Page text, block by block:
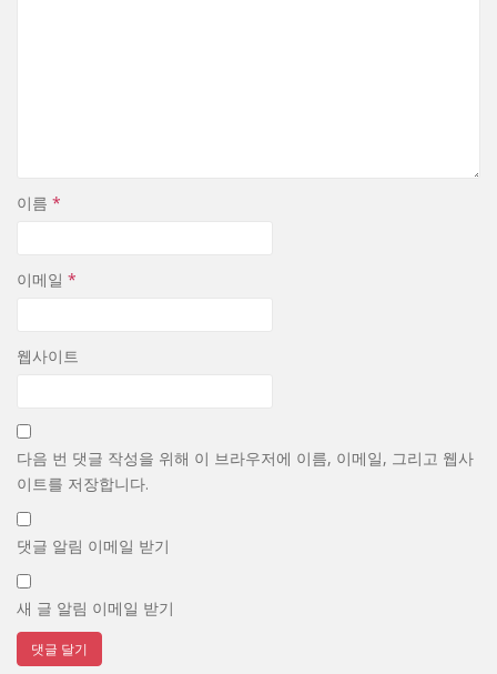
이름 *
이메일 *
웹사이트
다음 번 댓글 작성을 위해 이 브라우저에 이름, 이메일, 그리고 웹사
이트를 저장합니다.
댓글 알림 이메일 받기
새 글 알림 이메일 받기